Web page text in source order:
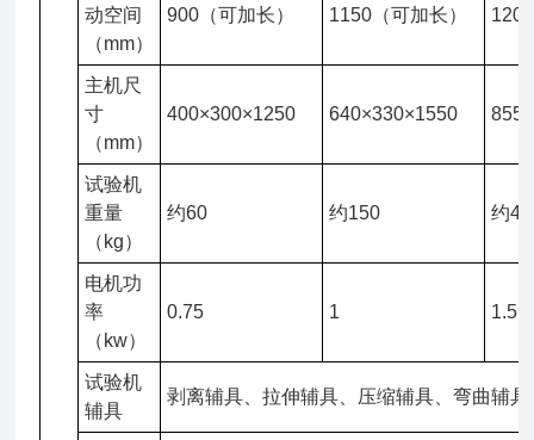
动空间
（mm）
900（可加长） 1150（可加长）
主机尺
寸
（mm）
400×300×1250 640×330×1550
试验机
重量
（kg）
约60 约150 约
电机功
率
（kw）
0.75 1 1.5
试验机
辅具
剥离辅具、拉伸辅具、压缩辅具、弯曲辅